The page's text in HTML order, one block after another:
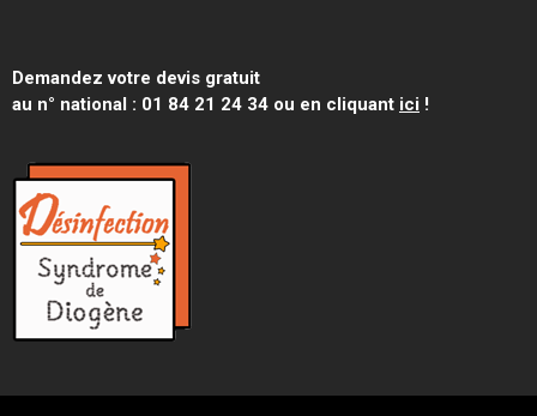
Demandez votre devis gratuit
au n° national : 01 84 21 24 34 ou en cliquant ici !